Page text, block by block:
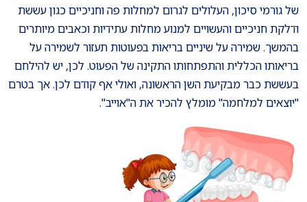
של גורמי סיכון, העלולים לגרום למחלות פה וחניכיים כגון עששת
ודלקת חניכיים והעשויים למנוע מחלות עתידיות וכאבים מיותרים
בהמשך. שמירה על שיניים בריאות בפעוטות תעזור לשמירה על
בריאותו הכללית והתפתחותו התקינה של הפעוט. לכן, יש להילחם
בעששת כבר מבקיעת השן הראשונה, ואולי אף קודם לכן. אך בטרם
"יוצאים למלחמה" מומלץ להכיר את ה"אוייב".